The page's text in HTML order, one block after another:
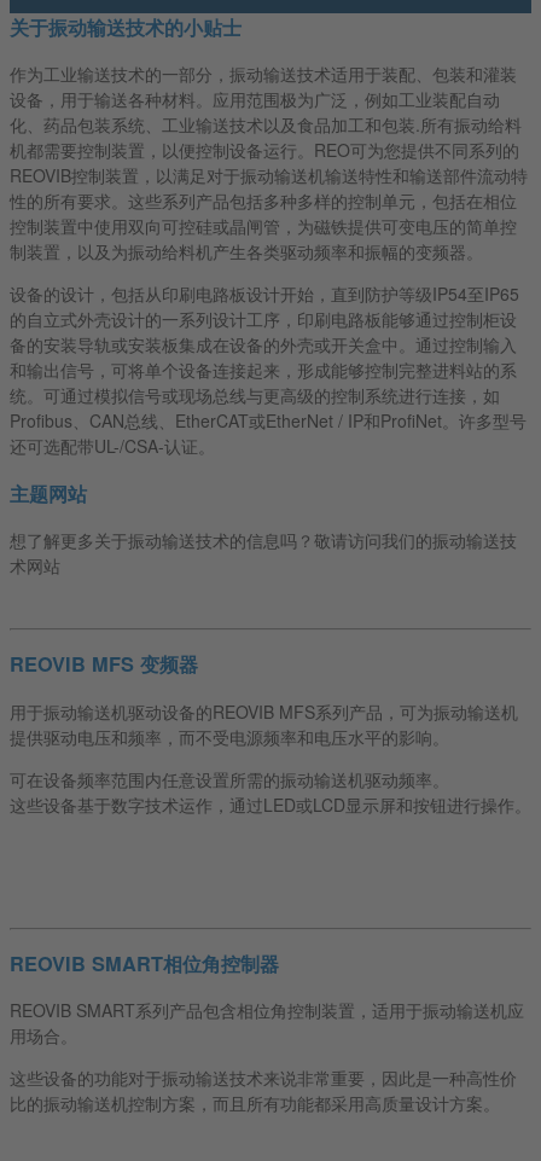
关于振动输送技术的小贴士
作为工业输送技术的一部分，振动输送技术适用于装配、包装和灌装
设备，用于输送各种材料。应用范围极为广泛，例如工业装配自动
化、药品包装系统、工业输送技术以及食品加工和包装.所有振动给料
机都需要控制装置，以便控制设备运行。REO可为您提供不同系列的
REOVIB控制装置，以满足对于振动输送机输送特性和输送部件流动特
性的所有要求。这些系列产品包括多种多样的控制单元，包括在相位
控制装置中使用双向可控硅或晶闸管，为磁铁提供可变电压的简单控
制装置，以及为振动给料机产生各类驱动频率和振幅的变频器。
设备的设计，包括从印刷电路板设计开始，直到防护等级IP54至IP65
的自立式外壳设计的一系列设计工序，印刷电路板能够通过控制柜设
备的安装导轨或安装板集成在设备的外壳或开关盒中。通过控制输入
和输出信号，可将单个设备连接起来，形成能够控制完整进料站的系
统。可通过模拟信号或现场总线与更高级的控制系统进行连接，如
Profibus、CAN总线、EtherCAT或EtherNet / IP和ProfiNet。许多型号
还可选配带UL-/CSA-认证。
主题网站
想了解更多关于振动输送技术的信息吗？敬请访问我们的振动输送技
术网站
REOVIB MFS 变频器
用于振动输送机驱动设备的REOVIB MFS系列产品，可为振动输送机
提供驱动电压和频率，而不受电源频率和电压水平的影响。
可在设备频率范围内任意设置所需的振动输送机驱动频率。
这些设备基于数字技术运作，通过LED或LCD显示屏和按钮进行操作。
REOVIB SMART相位角控制器
REOVIB SMART系列产品包含相位角控制装置，适用于振动输送机应
用场合。
这些设备的功能对于振动输送技术来说非常重要，因此是一种高性价
比的振动输送机控制方案，而且所有功能都采用高质量设计方案。